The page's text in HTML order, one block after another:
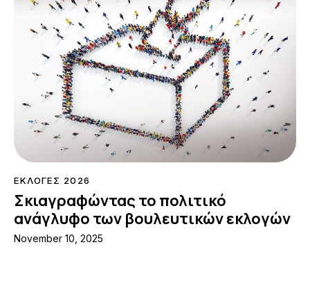
ΕΚΛΟΓΕΣ 2026
Σκιαγραφώντας το πολιτικό
ανάγλυφο των βουλευτικών εκλογών
November 10, 2025